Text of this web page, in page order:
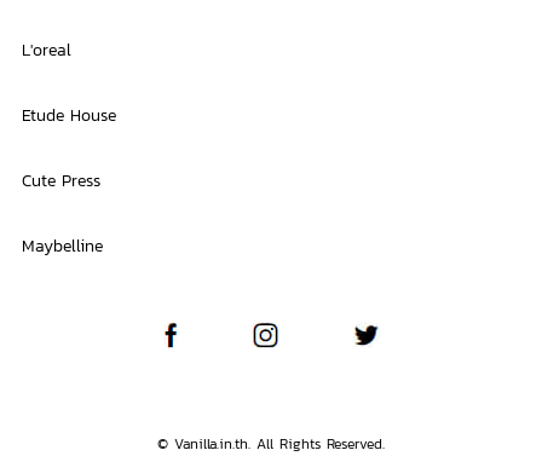
L'oreal
Etude House
Cute Press
Maybelline
© Vanilla.in.th. All Rights Reserved.